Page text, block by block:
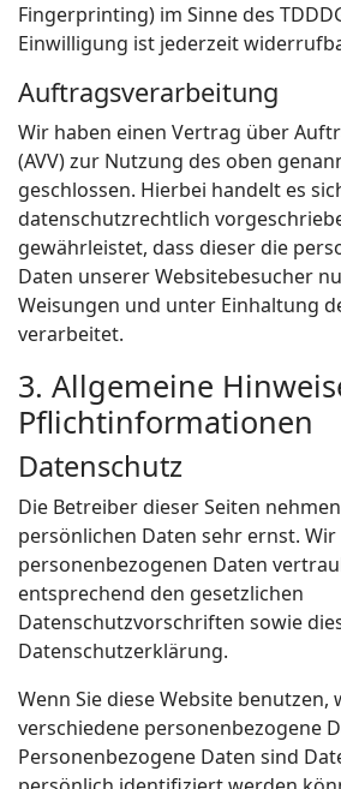
Fingerprinting) im Sinne des
Einwilligung ist jederzeit
Auftragsverarbeitung
Wir haben einen Vertrag über
(AVV) zur Nutzung des oben
geschlossen. Hierbei handelt es
datenschutzrechtlich
gewährleistet, dass dieser die
Daten unserer Websitebesucher
Weisungen und unter Einhaltung
verarbeitet.
3. Allgemeine
Pflicht­informationen
Datenschutz
Die Betreiber dieser Seiten
persönlichen Daten sehr ernst.
personenbezogenen Daten
entsprechend den gesetzlichen
Datenschutzvorschriften sowie
Datenschutzerklärung.
Wenn Sie diese Website benutzen,
verschiedene personenbezogene
Personenbezogene Daten sind